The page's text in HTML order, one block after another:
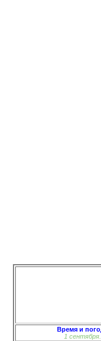
Время и
1 сентября.